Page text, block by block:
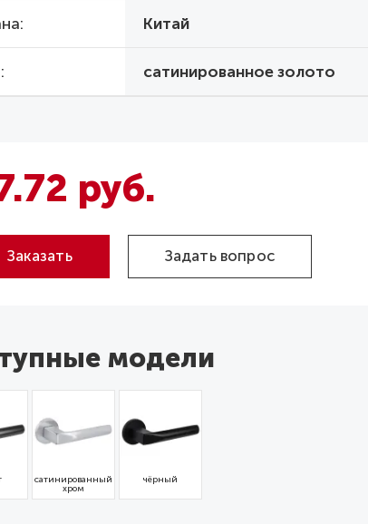
Китай
сатинированное золото
руб.
Заказать Задать вопрос
модели
сатинированный
хром
чёрный